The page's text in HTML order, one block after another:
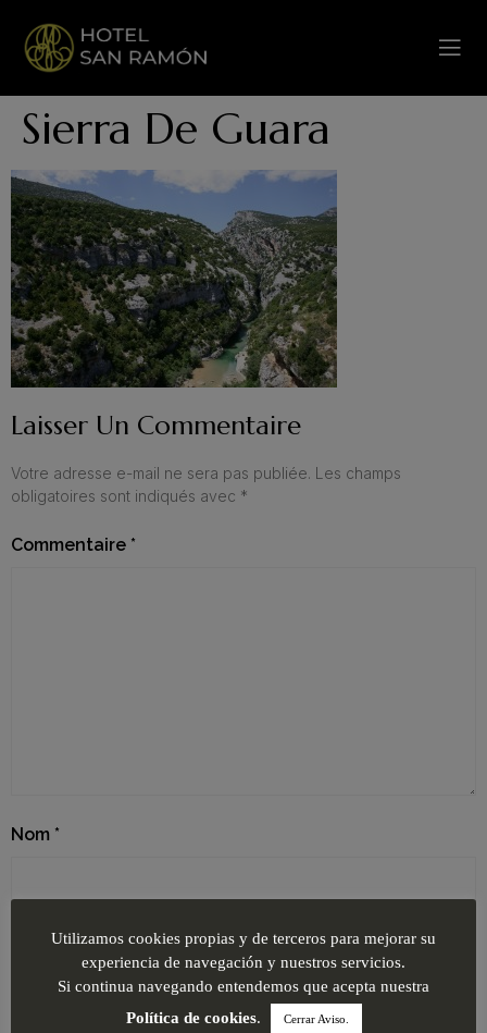
Sierra De Guara
Laisser Un Commentaire
Votre adresse e-mail ne sera pas publiée. Les champs
obligatoires sont indiqués avec *
Commentaire *
Nom *
E-mail*
Utilizamos cookies propias y de terceros para mejorar su
experiencia de navegación y nuestros servicios.
Si continua navegando entendemos que acepta nuestra
Política de cookies. Cerrar Aviso.